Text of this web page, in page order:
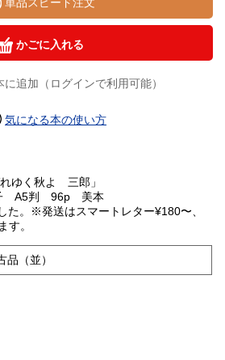
かごに入れる
追加（ログインで利用可能）
気になる本の使い方
ゆく秋よ 三郎」
子 A5判 96p 美本
た。※発送はスマートレター¥180〜、
す。
品（並）